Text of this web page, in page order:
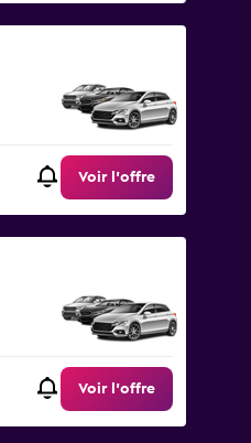
Voir l’offre
Voir l’offre